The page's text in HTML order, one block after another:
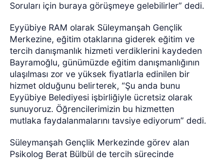
Soruları için buraya görüşmeye gelebilirler” dedi.
Eyyübiye RAM olarak Süleymanşah Gençlik
Merkezine, eğitim otaklarına giderek eğitim ve
tercih danışmanlık hizmeti verdiklerini kaydeden
Bayramoğlu, günümüzde eğitim danışmanlığının
ulaşılması zor ve yüksek fiyatlarla edinilen bir
hizmet olduğunu belirterek, “Şu anda bunu
Eyyübiye Belediyesi işbirliğiyle ücretsiz olarak
sunuyoruz. Öğrencilerimizin bu hizmetten
mutlaka faydalanmalarını tavsiye ediyorum” dedi.
Süleymanşah Gençlik Merkezinde görev alan
Psikolog Berat Bülbül de tercih sürecinde